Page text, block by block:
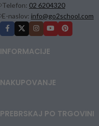
Telefon: 02 6204320
E-naslov: info@go2school.com
INFORMACIJE
NAKUPOVANJE
PREBRSKAJ PO TRGOVINI